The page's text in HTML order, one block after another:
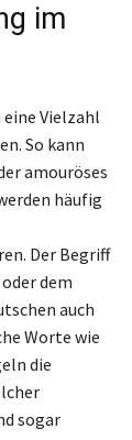
im
eine Vielzahl
So kann
amouröses
häufig
Der Begriff
dem
auch
Worte wie
die
sogar